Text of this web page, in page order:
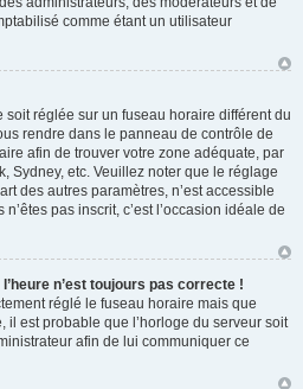
comme étant un utilisateur
soit réglée sur un fuseau horaire différent du
rendre dans le panneau de contrôle de
afin de trouver votre zone adéquate, par
Sydney, etc. Veuillez noter que le réglage
des autres paramètres, n’est accessible
pas inscrit, c’est l’occasion idéale de
n’est toujours pas correcte !
réglé le fuseau horaire mais que
il est probable que l’horloge du serveur soit
afin de lui communiquer ce